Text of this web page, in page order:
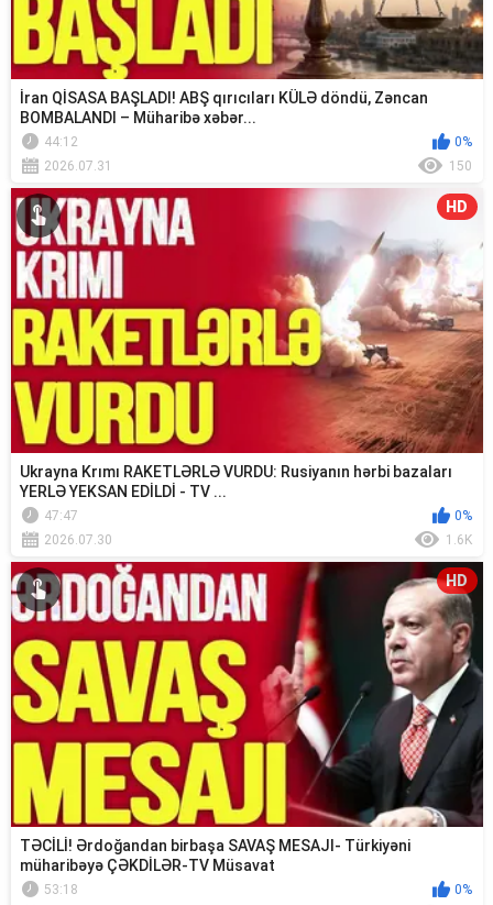
İran QİSASA BAŞLADI! ABŞ qırıcıları KÜLƏ döndü, Zəncan
BOMBALANDI – Müharibə xəbər...
44:12
0%
2026.07.31
150
HD
Ukrayna Krımı RAKETLƏRLƏ VURDU: Rusiyanın hərbi bazaları
YERLƏ YEKSAN EDİLDİ - TV ...
47:47
0%
2026.07.30
1.6K
HD
TƏCİLİ! Ərdoğandan birbaşa SAVAŞ MESAJI- Türkiyəni
müharibəyə ÇƏKDİLƏR-TV Müsavat
53:18
0%